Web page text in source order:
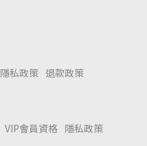
隱私政策 退款政策
VIP會員資格 隱私政策